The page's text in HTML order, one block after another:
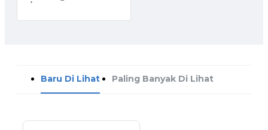
Baru Di Lihat Paling Banyak Di Lihat